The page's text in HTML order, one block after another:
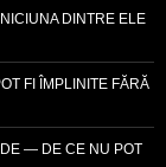
DINTRE ELE
FI ÎMPLINITE FĂRĂ
— DE CE NU POT